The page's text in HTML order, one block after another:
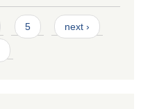
5 next ›